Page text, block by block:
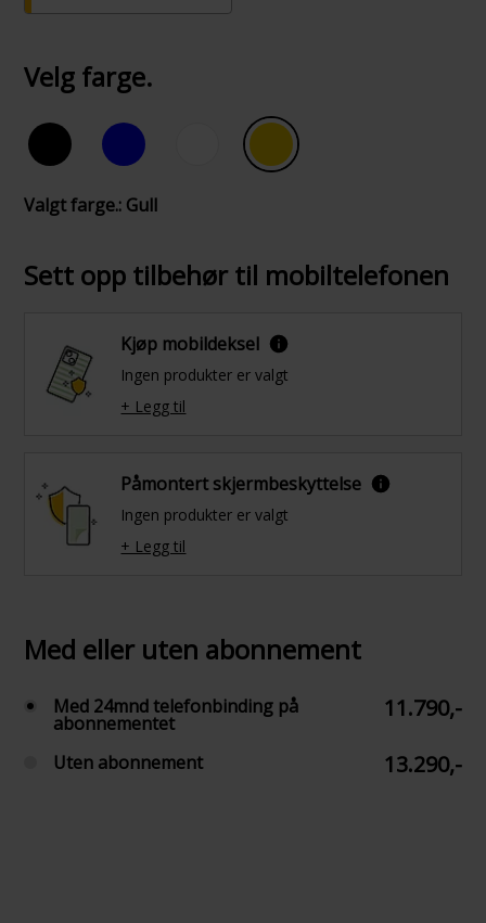
Velg farge.
Valgt farge.: Gull
Sett opp tilbehør til mobiltelefonen
Kjøp mobildeksel
Ingen produkter er valgt
+ Legg til
Påmontert skjermbeskyttelse
Ingen produkter er valgt
+ Legg til
Med eller uten abonnement
Med 24mnd telefonbinding på
abonnementet
11.790,-
Uten abonnement 13.290,-